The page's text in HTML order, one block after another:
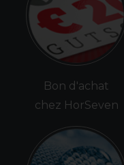
Bon d'achat
chez HorSeven